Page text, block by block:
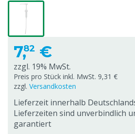
7,82 €
zzgl. 19% MwSt.
Preis pro Stück inkl. MwSt. 9,31 €
zzgl. Versandkosten
Lieferzeit innerhalb
Lieferzeiten sind unverbindlich
garantiert